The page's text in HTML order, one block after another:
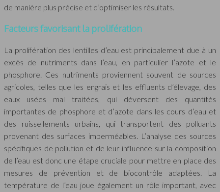
de manière plus précise et d’optimiser les résultats.
Facteurs favorisant la prolifération
La prolifération des lentilles d’eau est principalement due à un
excès de nutriments dans l’eau, en particulier l’azote et le
phosphore. Ces nutriments proviennent souvent de sources
agricoles, telles que les engrais et les effluents d’élevage, des
eaux usées mal traitées, qui déversent des quantités
importantes de phosphore et d’azote dans les cours d’eau et
des ruissellements urbains, qui transportent des polluants
provenant des surfaces imperméables. L’analyse des sources
spécifiques de pollution et de leur influence sur la composition
de l’eau est donc une étape cruciale pour mettre en place des
mesures de prévention et de biocontrôle adaptées. La
température de l’eau joue également un rôle important, avec